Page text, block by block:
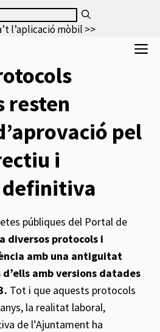
l’aplicació mòbil >>
resten
pel
i
públiques del Portal de
diversos protocols i
amb una antiguitat
amb versions datades
Tot i que aquests protocols
la realitat laboral,
de l’Ajuntament ha